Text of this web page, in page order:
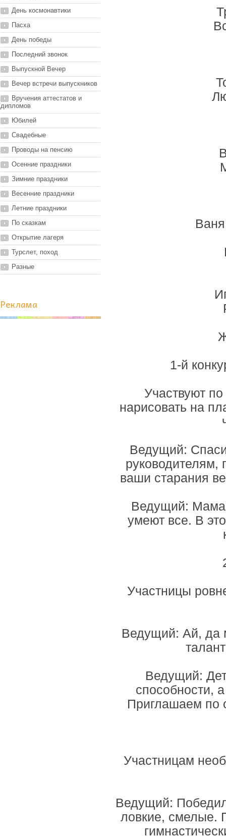
День космонавтики
Пасха
День победы
Последний звонок
Выпускной Вечер
Вечер встречи выпускников
Вручения аттестатов и
дипломов
Юбилей
Свадебные
Проводы на пенсию
Осенние праздники
Зимние праздники
Весенние праздники
Летние праздники
По сказкам
Открытие лагеря
Турслет, поход
Разные
Реклама
1-й
Участвуют
нарисовать на
Ведущий:
руководителям,
ваши старания
Ведущий:
умеют все. В
Участницы
Ведущий: Ай, да
Ведущий:
способности,
Приглашаем по
Участницам
Ведущий:
ловкие, смелые.